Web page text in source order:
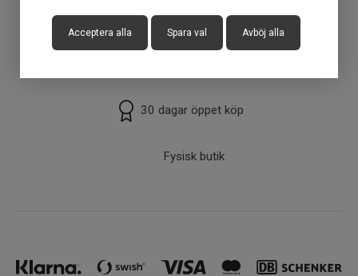
Acceptera alla Spara val Avböj alla
Få först - Betala senare
30 dagar öppet köp
Fysisk butik